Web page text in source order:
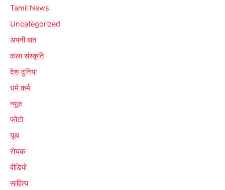
Tamil News
Uncategorized
अपनी बात
कला संस्कृति
देश दुनिया
धर्म कर्म
न्यूज़
फोटो
यूथ
रोचक
वीडियो
साहित्य